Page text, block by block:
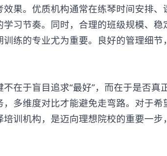
。优质机构通常在练琴时间安排、
习节奏。同时，合理的班级规模、稳
练的专业尤为重要。良好的管理细节
不在于盲目追求“最好”，而在于是否真
多维度对比才能避免走弯路。对于希
训机构，是迈向理想院校的重要一步